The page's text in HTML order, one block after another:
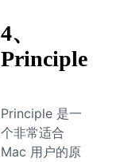
4、
Principle
Principle 是一
个非常适合
Mac 用户的原